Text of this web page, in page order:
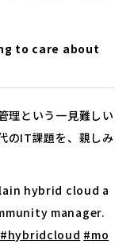
to care about
理という一見難しい
のIT課題を、親しみ
hybrid cloud a
manager.
#hybridcloud #mo